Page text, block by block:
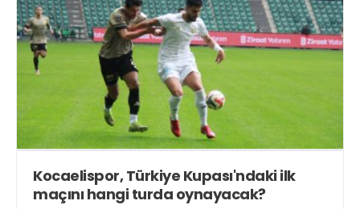
Kocaelispor, Türkiye Kupası'ndaki ilk
maçını hangi turda oynayacak?